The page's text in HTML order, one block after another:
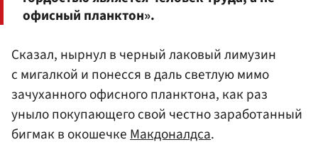
офисный планктон».
Сказал, нырнул в черный лаковый лимузин
с мигалкой и понесся в даль светлую мимо
зачуханного офисного планктона, как раз
уныло покупающего свой честно заработанный
бигмак в окошечкеМакдоналдса.